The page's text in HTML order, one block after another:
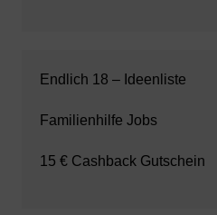
Endlich 18 – Ideenliste
Familienhilfe Jobs
15 € Cashback Gutschein